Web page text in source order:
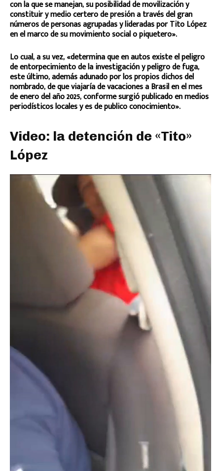
con la que se manejan, su posibilidad de movilización y
constituir y medio certero de presión a través del gran
números de personas agrupadas y lideradas por Tito López
en el marco de su movimiento social o piquetero».
Lo cual, a su vez, «determina que en autos existe el peligro
de entorpecimiento de la investigación y peligro de fuga,
este último, además adunado por los propios dichos del
nombrado, de que viajaría de vacaciones a Brasil en el mes
de enero del año 2025, conforme surgió publicado en medios
periodísticos locales y es de publico conocimiento».
Video: la detención de «Tito»
López